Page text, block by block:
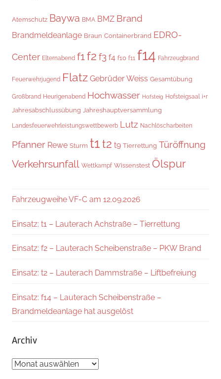
Atemschutz Baywa BMA BMZ Brand
Brandmeldeanlage Braun Containerbrand EDRO-
Center Elternabend f1f2 f3 f4 f10 f11 f14 Fahrzeugbrand
Feuerwehrjugend Flatz Gebrüder Weiss Gesamtübung
Großbrand Heurigenabend Hochwasser Hofsteig Hofsteigsaal i+r
Jahresabschlussübung Jahreshauptversammlung
Landesfeuerwehrleistungswettbewerb Lutz Nachlöscharbeiten
Pfanner Rewe Sturm t1t2 t9 Tierrettung Türöffnung
Verkehrsunfall Wettkampf Wissenstest Ölspur
Fahrzeugweihe VF-C am 12.09.2026
Einsatz: t1 – Lauterach Achstraße – Tierrettung
Einsatz: f2 – Lauterach Scheibenstraße – PKW Brand
Einsatz: t2 – Lauterach Dammstraße – Liftbefreiung
Einsatz: f14 – Lauterach Scheibenstraße –
Brandmeldeanlage hat ausgelöst
Archiv
Archiv